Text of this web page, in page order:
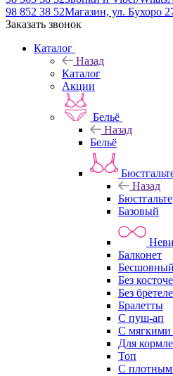
98 852 38 52Магазин, ул. Бухоро
Заказать звонок
Каталог
Назад
Каталог
Акции
Бельё
Назад
Бельё
Назад
Базовый
Балконет
Бесшовный
Без
Без
Бралетты
С пуш-ап
С мягкими
Для
Топ
С